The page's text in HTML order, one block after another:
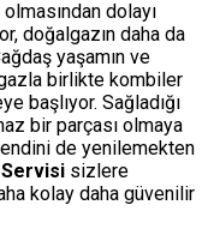
dolayı
doğalgazın daha da
yaşamın ve
birlikte kombiler
başlıyor. Sağladığı
bir parçası olmaya
de yenilemekten
Servisi sizlere
kolay daha güvenilir